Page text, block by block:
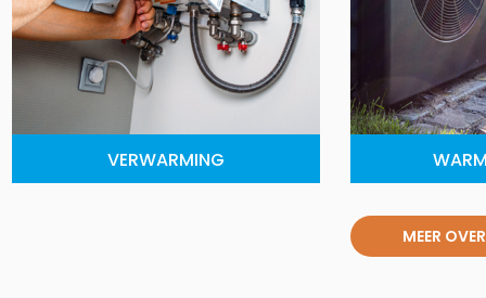
VERWARMING
MEER